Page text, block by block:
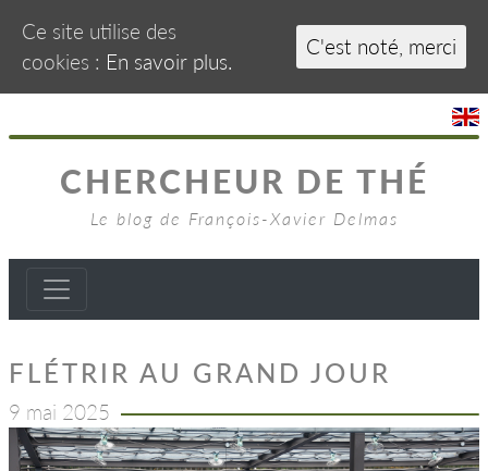
CHERCHEUR DE THÉ
Le blog de François-Xavier Delmas
FLÉTRIR AU GRAND JOUR
9 mai 2025
Ce site utilise des
cookies : En savoir plus.
C'est noté, merci